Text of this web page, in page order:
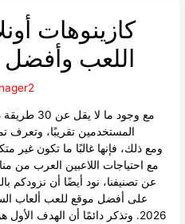
كازينوهات
اللعب وأفضل
مع وجود ما
المستخدمين تقريبًا، وتعرف
مع احتياجات اللاعبين العرب من
عن تصنيفنا، نود أيضًا أن نزودكم
على أفضل موقع للعب ألعاب
2026. وتذكر دائمًا أن الهدف